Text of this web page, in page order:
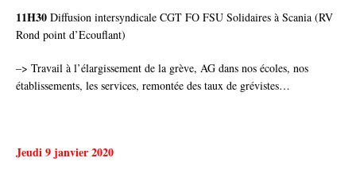
11H30 Diffusion intersyndicale CGT FO FSU Solidaires à Scania (RV
Rond point d’Ecouflant)
–> Travail à l’élargissement de la grève, AG dans nos écoles, nos
établissements, les services, remontée des taux de grévistes…
Jeudi 9 janvier 2020